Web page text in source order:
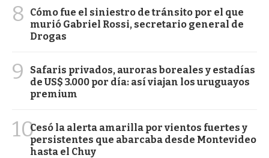
8
Cómo fue el siniestro de tránsito por el que
murió Gabriel Rossi, secretario general de
Drogas
9
Safaris privados, auroras boreales y estadías
de US$ 3.000 por día: así viajan los uruguayos
premium
10Cesó la alerta amarilla por vientos fuertes y
persistentes que abarcaba desde Montevideo
hasta el Chuy